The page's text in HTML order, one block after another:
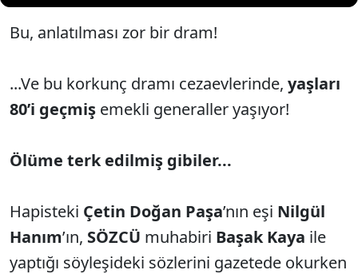
Bu, anlatılması zor bir dram!
...Ve bu korkunç dramı cezaevlerinde, yaşları
80’i geçmiş emekli generaller yaşıyor!
Ölüme terk edilmiş gibiler...
Hapisteki Çetin Doğan Paşa’nın eşi Nilgül
Hanım’ın, SÖZCÜ muhabiri Başak Kaya ile
yaptığı söyleşideki sözlerini gazetede okurken